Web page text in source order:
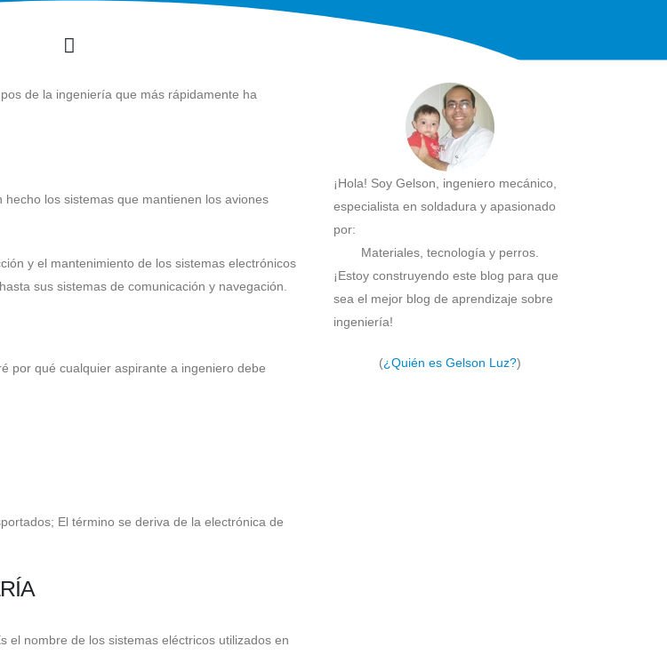
de la ingeniería que más rápidamente ha
los sistemas que mantienen los aviones
y el mantenimiento de los sistemas electrónicos
sus sistemas de comunicación y navegación.
por qué cualquier aspirante a ingeniero debe
El término se deriva de la electrónica de
el nombre de los sistemas eléctricos utilizados en
¡Hola! Soy Gelson, ingeniero mecánico,
especialista en soldadura y apasionado
por:
Materiales, tecnología y perros.
¡Estoy construyendo este blog para que
sea el mejor blog de aprendizaje sobre
ingeniería!
(¿Quién es Gelson Luz?)